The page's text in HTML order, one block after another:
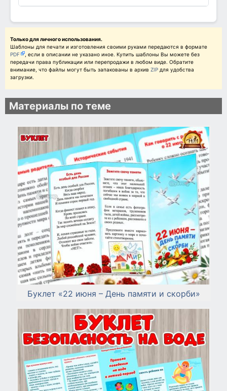
Только для личного использования.
Шаблоны для печати и изготовления своими руками передаются в формате
PDF
, если в описании не указано иное. Купить шаблоны Вы можете без
передачи права публикации или перепродажи в любом виде. Обратите
внимание, что файлы могут быть запакованы в архив ZIP для удобства
загрузки.
Материалы по теме
Буклет «22 июня – День памяти и скорби»